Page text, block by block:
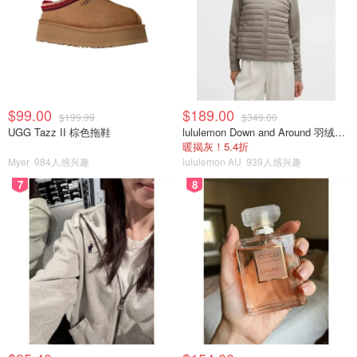
$99.00 $199.99
UGG Tazz II 棕色拖鞋
Myer 984人感兴趣
$189.00 $349.00
lululemon Down and Around 羽绒夹克
暖揭灰！5.4折
lululemon AU 939人感兴趣
7 8